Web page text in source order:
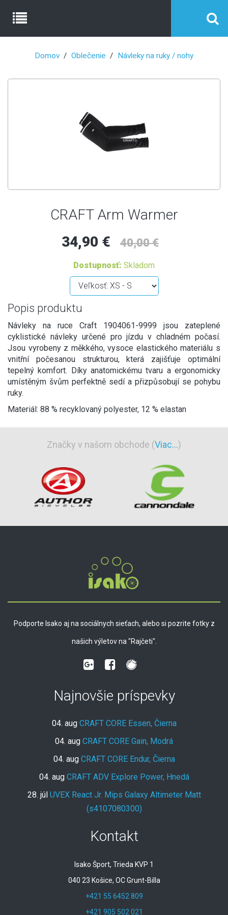
Domov Oblečenie Návleky na ruky / nohy
CRAFT Arm Warmer
34,90 €
40,00 €
Dostupnosť: Skladom
Popis produktu
Návleky na ruce Craft 1904061-9999 jsou zateplené
cyklistické návleky určené pro jízdu v chladném počasí.
Jsou vyrobeny z měkkého, vysoce elastického materiálu s
vnitřní počesanou strukturou, která zajišťuje optimální
tepelný komfort. Díky anatomickému tvaru a ergonomicky
umístěným švům perfektně sedí a přizpůsobují se pohybu
ruky.
Materiál: 88 % recyklovaný polyester, 12 % elastan
Značky v našom obchode (Viac...)
Podporte Isako aj na sociálnych sieťach, alebo si pozrite fotky z
našich výletov na "Rajčeti".
Najnovšie príspevky
04. aug CRAFT CORE Essen, Čierna
04. aug CRAFT CORE Gain, Modrá
04. aug CRAFT CORE Endur, Čierna
04. aug CRAFT ADV Explore Power, Hnedá
28. júl UVEX React Jr. Mips Galaxy Altimeter Matt
(s4107080300)
Kontakt
Isako Šport, Trieda KVP 1
040 23 Košice, OC Grunt-Billa
+421 55 6452 809
+421 905 502 021